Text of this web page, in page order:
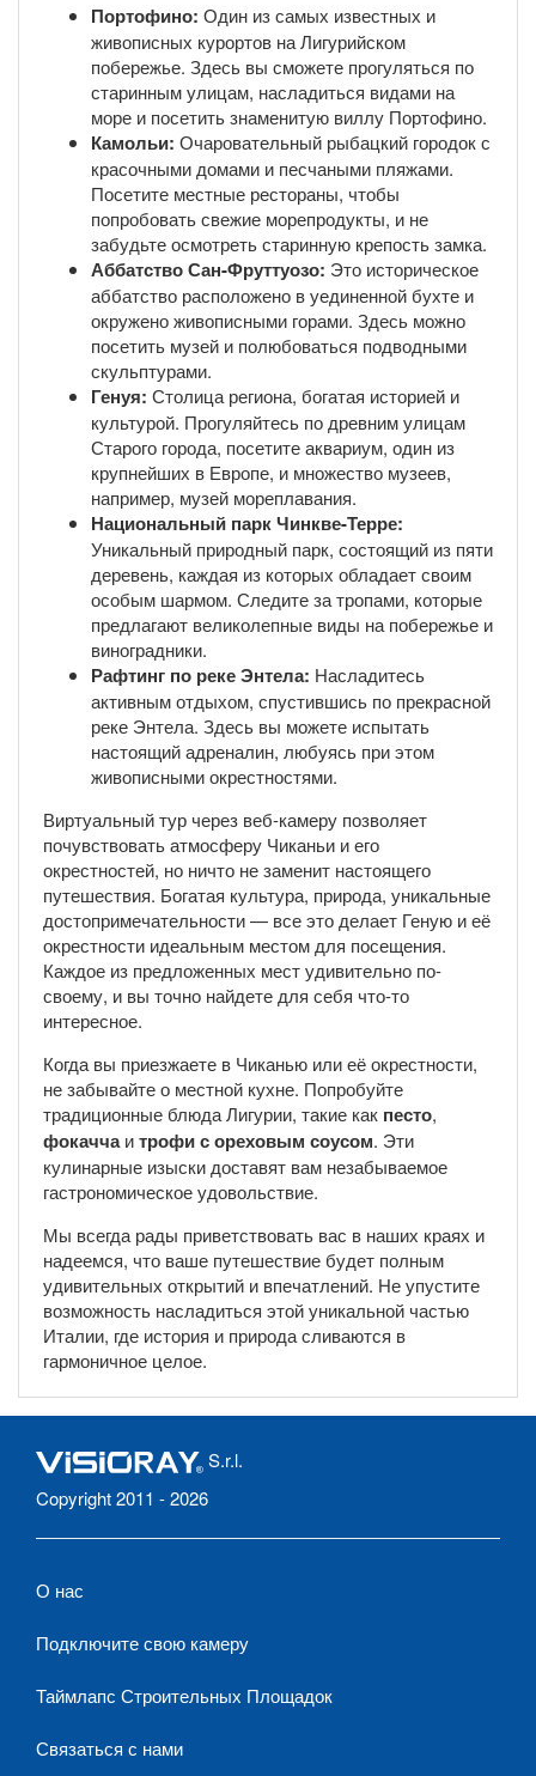
Портофино: Один из самых известных и
живописных курортов на Лигурийском
побережье. Здесь вы сможете прогуляться по
старинным улицам, насладиться видами на
море и посетить знаменитую виллу Портофино.
Камольи: Очаровательный рыбацкий городок с
красочными домами и песчаными пляжами.
Посетите местные рестораны, чтобы
попробовать свежие морепродукты, и не
забудьте осмотреть старинную крепость замка.
Аббатство Сан-Фруттуозо: Это историческое
аббатство расположено в уединенной бухте и
окружено живописными горами. Здесь можно
посетить музей и полюбоваться подводными
скульптурами.
Генуя: Столица региона, богатая историей и
культурой. Прогуляйтесь по древним улицам
Старого города, посетите аквариум, один из
крупнейших в Европе, и множество музеев,
например, музей мореплавания.
Национальный парк Чинкве-Терре:
Уникальный природный парк, состоящий из пяти
деревень, каждая из которых обладает своим
особым шармом. Следите за тропами, которые
предлагают великолепные виды на побережье и
виноградники.
Рафтинг по реке Энтела: Насладитесь
активным отдыхом, спустившись по прекрасной
реке Энтела. Здесь вы можете испытать
настоящий адреналин, любуясь при этом
живописными окрестностями.
Виртуальный тур через веб-камеру позволяет
почувствовать атмосферу Чиканьи и его
окрестностей, но ничто не заменит настоящего
путешествия. Богатая культура, природа, уникальные
достопримечательности — все это делает Геную и её
окрестности идеальным местом для посещения.
Каждое из предложенных мест удивительно по-
своему, и вы точно найдете для себя что-то
интересное.
Когда вы приезжаете в Чиканью или её окрестности,
не забывайте о местной кухне. Попробуйте
традиционные блюда Лигурии, такие как песто,
фокаччаитрофи с ореховым соусом. Эти
кулинарные изыски доставят вам незабываемое
гастрономическое удовольствие.
Мы всегда рады приветствовать вас в наших краях и
надеемся, что ваше путешествие будет полным
удивительных открытий и впечатлений. Не упустите
возможность насладиться этой уникальной частью
Италии, где история и природа сливаются в
гармоничное целое.
S.r.l.
Copyright 2011 - 2026
О нас
Подключите свою камеру
Таймлапс Строительных Площадок
Связаться с нами